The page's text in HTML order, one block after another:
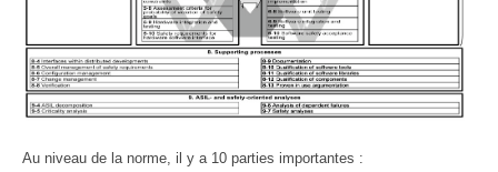
Au niveau de la norme, il y a 10 parties importantes :